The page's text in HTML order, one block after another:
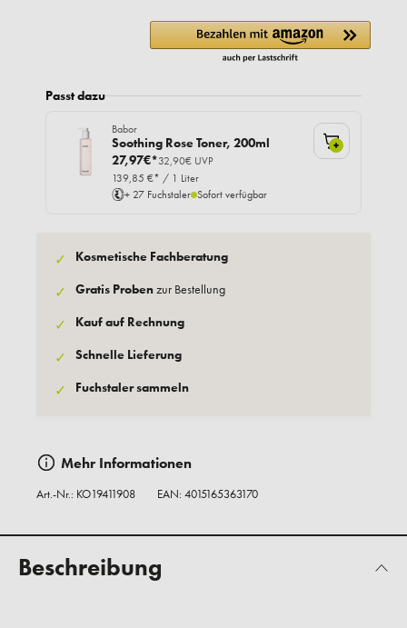
Passt dazu
Babor
Soothing Rose Toner, 200ml
27,97€*32,90€ UVP
139,85 €* / 1 Liter
+ 27 Fuchstaler Sofort verfügbar
+
✓ Kosmetische Fachberatung
✓ Gratis Probenzur Bestellung
✓ Kauf auf Rechnung
✓ Schnelle Lieferung
✓ Fuchstaler sammeln
Mehr Informationen
Art.-Nr.: KO19411908 EAN: 4015165363170
Beschreibung